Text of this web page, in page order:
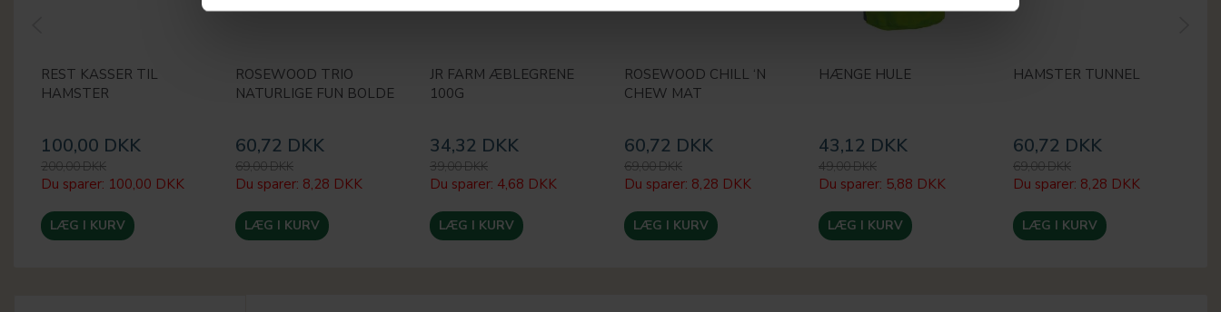
REST KASSER TIL
HAMSTER
100,00 DKK
200,00 DKK
Du sparer: 100,00 DKK
LÆG I KURV
ROSEWOOD TRIO
NATURLIGE FUN BOLDE
60,72 DKK
69,00 DKK
Du sparer: 8,28 DKK
LÆG I KURV
JR FARM ÆBLEGRENE
100G
34,32 DKK
39,00 DKK
Du sparer: 4,68 DKK
LÆG I KURV
ROSEWOOD CHILL ‘N
CHEW MAT
60,72 DKK
69,00 DKK
Du sparer: 8,28 DKK
LÆG I KURV
HÆNGE HULE
43,12 DKK
49,00 DKK
Du sparer: 5,88 DKK
LÆG I KURV
HAMSTER TUNNEL
60,72 DKK
69,00 DKK
Du sparer: 8,28 DKK
LÆG I KURV